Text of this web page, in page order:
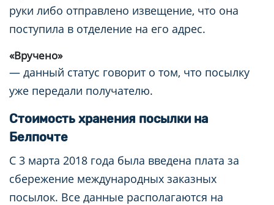
руки либо отправлено извещение, что она
поступила в отделение на его адрес.
«Вручено»
— данный статус говорит о том, что посылку
уже передали получателю.
Стоимость хранения посылки на
Белпочте
С 3 марта 2018 года была введена плата за
сбережение международных заказных
посылок. Все данные располагаются на